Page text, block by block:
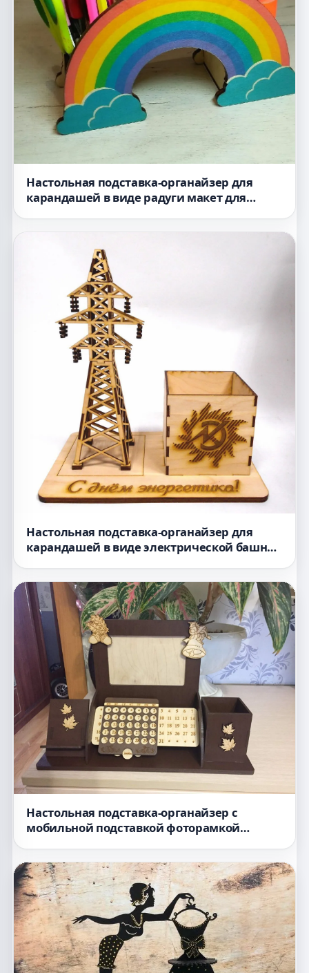
Настольная подставка-органайзер для
карандашей в виде радуги макет для
Настольная подставка-органайзер для
карандашей в виде электрической башни
Настольная подставка-органайзер с
мобильной подставкой фоторамкой